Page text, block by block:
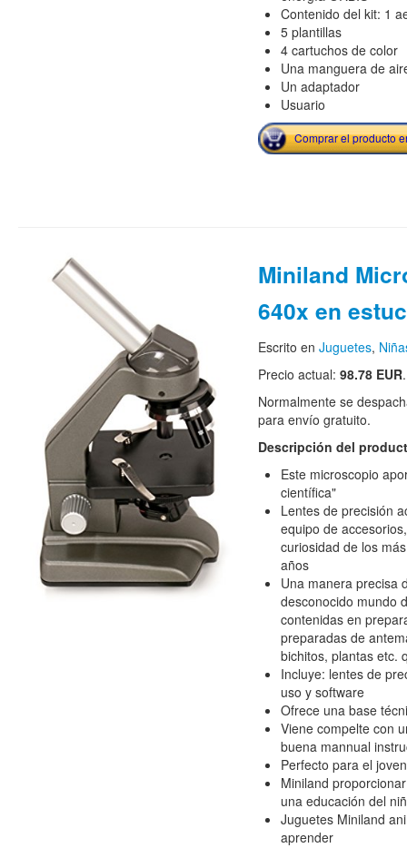
Contenido del kit: 1
5 plantillas
4 cartuchos de color
Una manguera de
Un adaptador
Usuario
Comprar el producto
Miniland
640x en
Escrito en Juguetes,
Precio actual: 98.78 EUR
Normalmente se
para envío gratuito.
Descripción del
Este microscopio
científica"
Lentes de precisión
equipo de
curiosidad de los
años
Una manera precisa
desconocido mundo
contenidas en
preparadas de
bichitos, plantas etc.
Incluye: lentes de
uso y software
Ofrece una base
Viene compelte con
buena mannual
Perfecto para el
Miniland
una educación del
Juguetes Miniland
aprender